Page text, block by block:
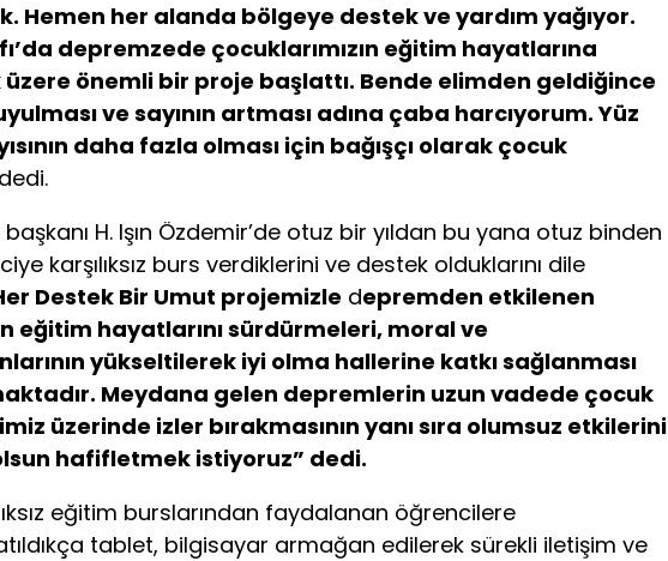
Hemen her alanda bölgeye destek ve yardım yağıyor.
depremzede çocuklarımızın eğitim hayatlarına
önemli bir proje başlattı. Bende elimden geldiğince
ve sayının artması adına çaba harcıyorum. Yüz
n daha fazla olması için bağışçı olarak çocuk
dedi.
başkanı H. Işın Özdemir’de otuz bir yıldan bu yana otuz binden
karşılıksız burs verdiklerini ve destek olduklarını dile
Destek Bir Umut projemizle depremden etkilenen
eğitim hayatlarını sürdürmeleri, moral ve
yükseltilerek iyi olma hallerine katkı sağlanması
Meydana gelen depremlerin uzun vadede çocuk
üzerinde izler bırakmasının yanı sıra olumsuz etkilerini
hafifletmek istiyoruz” dedi.
eğitim burslarından faydalanan öğrencilere
tablet, bilgisayar armağan edilerek sürekli iletişim ve